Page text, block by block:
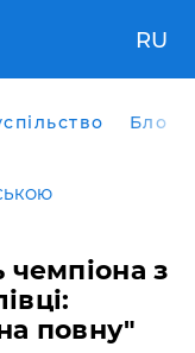
RU
Блоги
чемпіона з
повну"